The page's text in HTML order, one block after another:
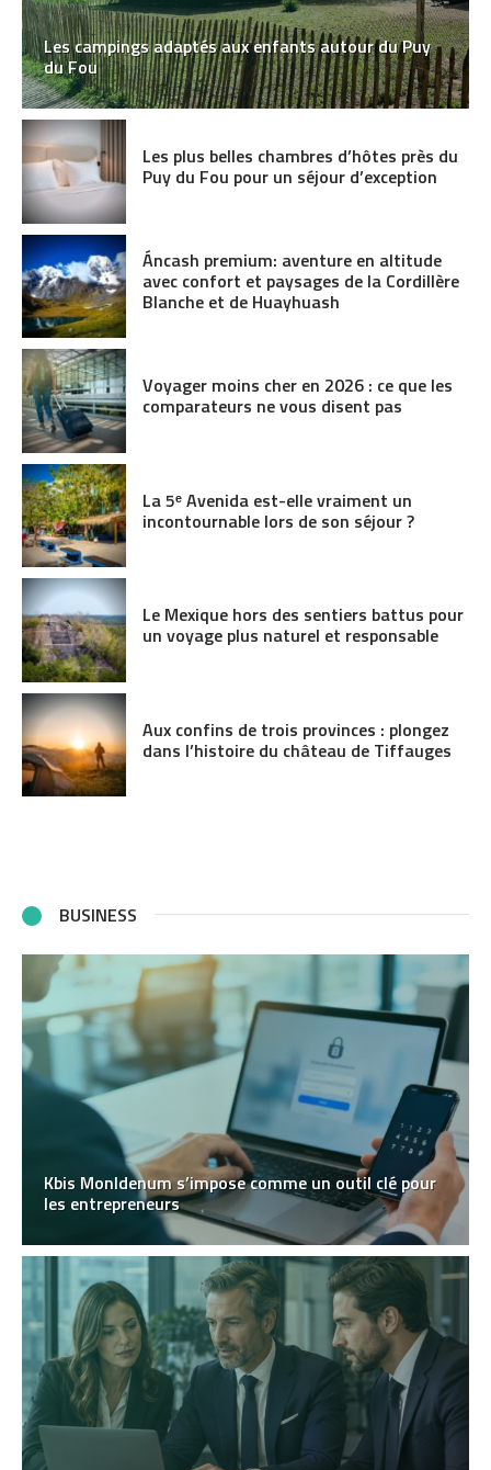
Les campings adaptés aux enfants autour du Puy
du Fou
Les plus belles chambres d’hôtes près du
Puy du Fou pour un séjour d’exception
Áncash premium: aventure en altitude
avec confort et paysages de la Cordillère
Blanche et de Huayhuash
Voyager moins cher en 2026 : ce que les
comparateurs ne vous disent pas
La 5ᵉ Avenida est-elle vraiment un
incontournable lors de son séjour ?
Le Mexique hors des sentiers battus pour
un voyage plus naturel et responsable
Aux confins de trois provinces : plongez
dans l’histoire du château de Tiffauges
BUSINESS
Kbis MonIdenum s’impose comme un outil clé pour
les entrepreneurs